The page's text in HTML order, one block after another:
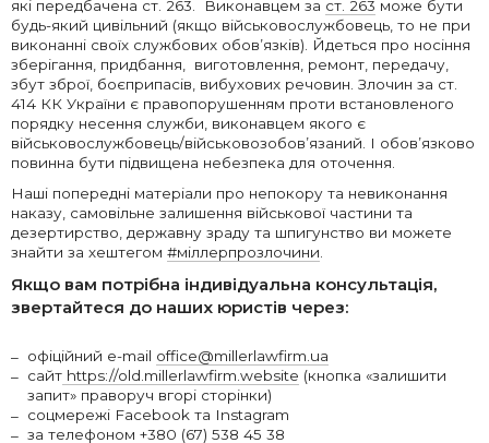
які передбачена ст. 263. Виконавцем за ст. 263 може бути
будь-який цивільний (якщо військовослужбовець, то не при
виконанні своїх службових обов’язків). Йдеться про носіння
зберігання, придбання, виготовлення, ремонт, передачу,
збут зброї, боєприпасів, вибухових речовин. Злочин за ст.
414 КК України є правопорушенням проти встановленого
порядку несення служби, виконавцем якого є
військовослужбовець/військовозобов’язаний. І обов’язково
повинна бути підвищена небезпека для оточення.
Наші попередні матеріали про непокору та невиконання
наказу, самовільне залишення військової частини та
дезертирство, державну зраду та шпигунство ви можете
знайти за хештегом #міллерпрозлочини
Якщо вам потрібна індивідуальна консультація,
звертайтеся до наших юристів через:
офіційний e-mail office@millerlawfirm.ua
сайт https://old.millerlawfirm.website (кнопка «залишити
запит» праворуч вгорі сторінки)
соцмережі Facebook та Instagram
за телефоном +380 (67) 538 45 38